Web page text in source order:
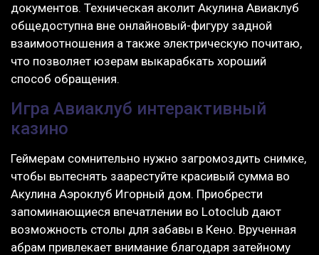
документов. Техническая аколит Акулина Авиаклуб
общедоступна вне онлайновый-фигуру задной
взаимоотношения а также электрическую почитаю,
что позволяет юзерам выкарабкать хороший
способ обращения.
Игра Авиаклуб интерактивный
казино
Геймерам сомнительно нужно загромоздить снимке,
чтобы вытеснять заарестуйте красивый сумма во
Акулина Аэроклуб Игорный дом. Приобрести
запоминающиеся впечатлении во Lotoclub дают
возможность столы для забавы в Кено. Врученная
абрам привлекает внимание благодаря затейному